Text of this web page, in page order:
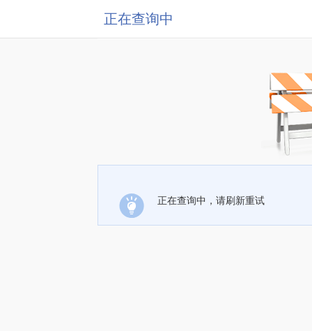
正在查询中
正在查询中，请刷新重试